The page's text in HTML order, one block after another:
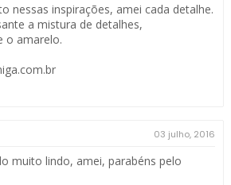
nessas inspirações, amei cada detalhe.
a mistura de detalhes,
o amarelo.
03 julho, 2016
muito lindo, amei, parabéns pelo